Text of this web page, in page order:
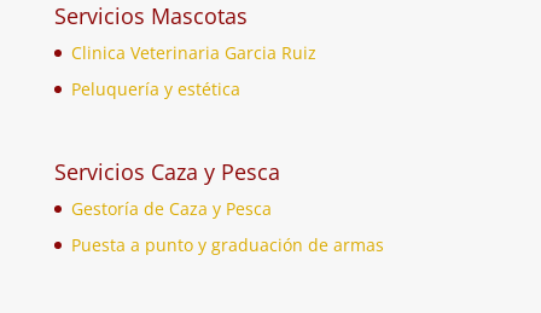
Servicios Mascotas
Clinica Veterinaria Garcia Ruiz
Peluquería y estética
Servicios Caza y Pesca
Gestoría de Caza y Pesca
Puesta a punto y graduación de armas